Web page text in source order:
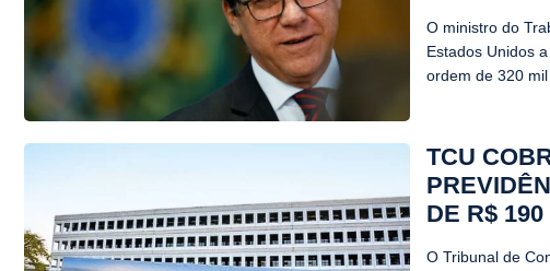
O ministro do
Estados Unidos
ordem de 320
TCU
DE R$ 190
O Tribunal de